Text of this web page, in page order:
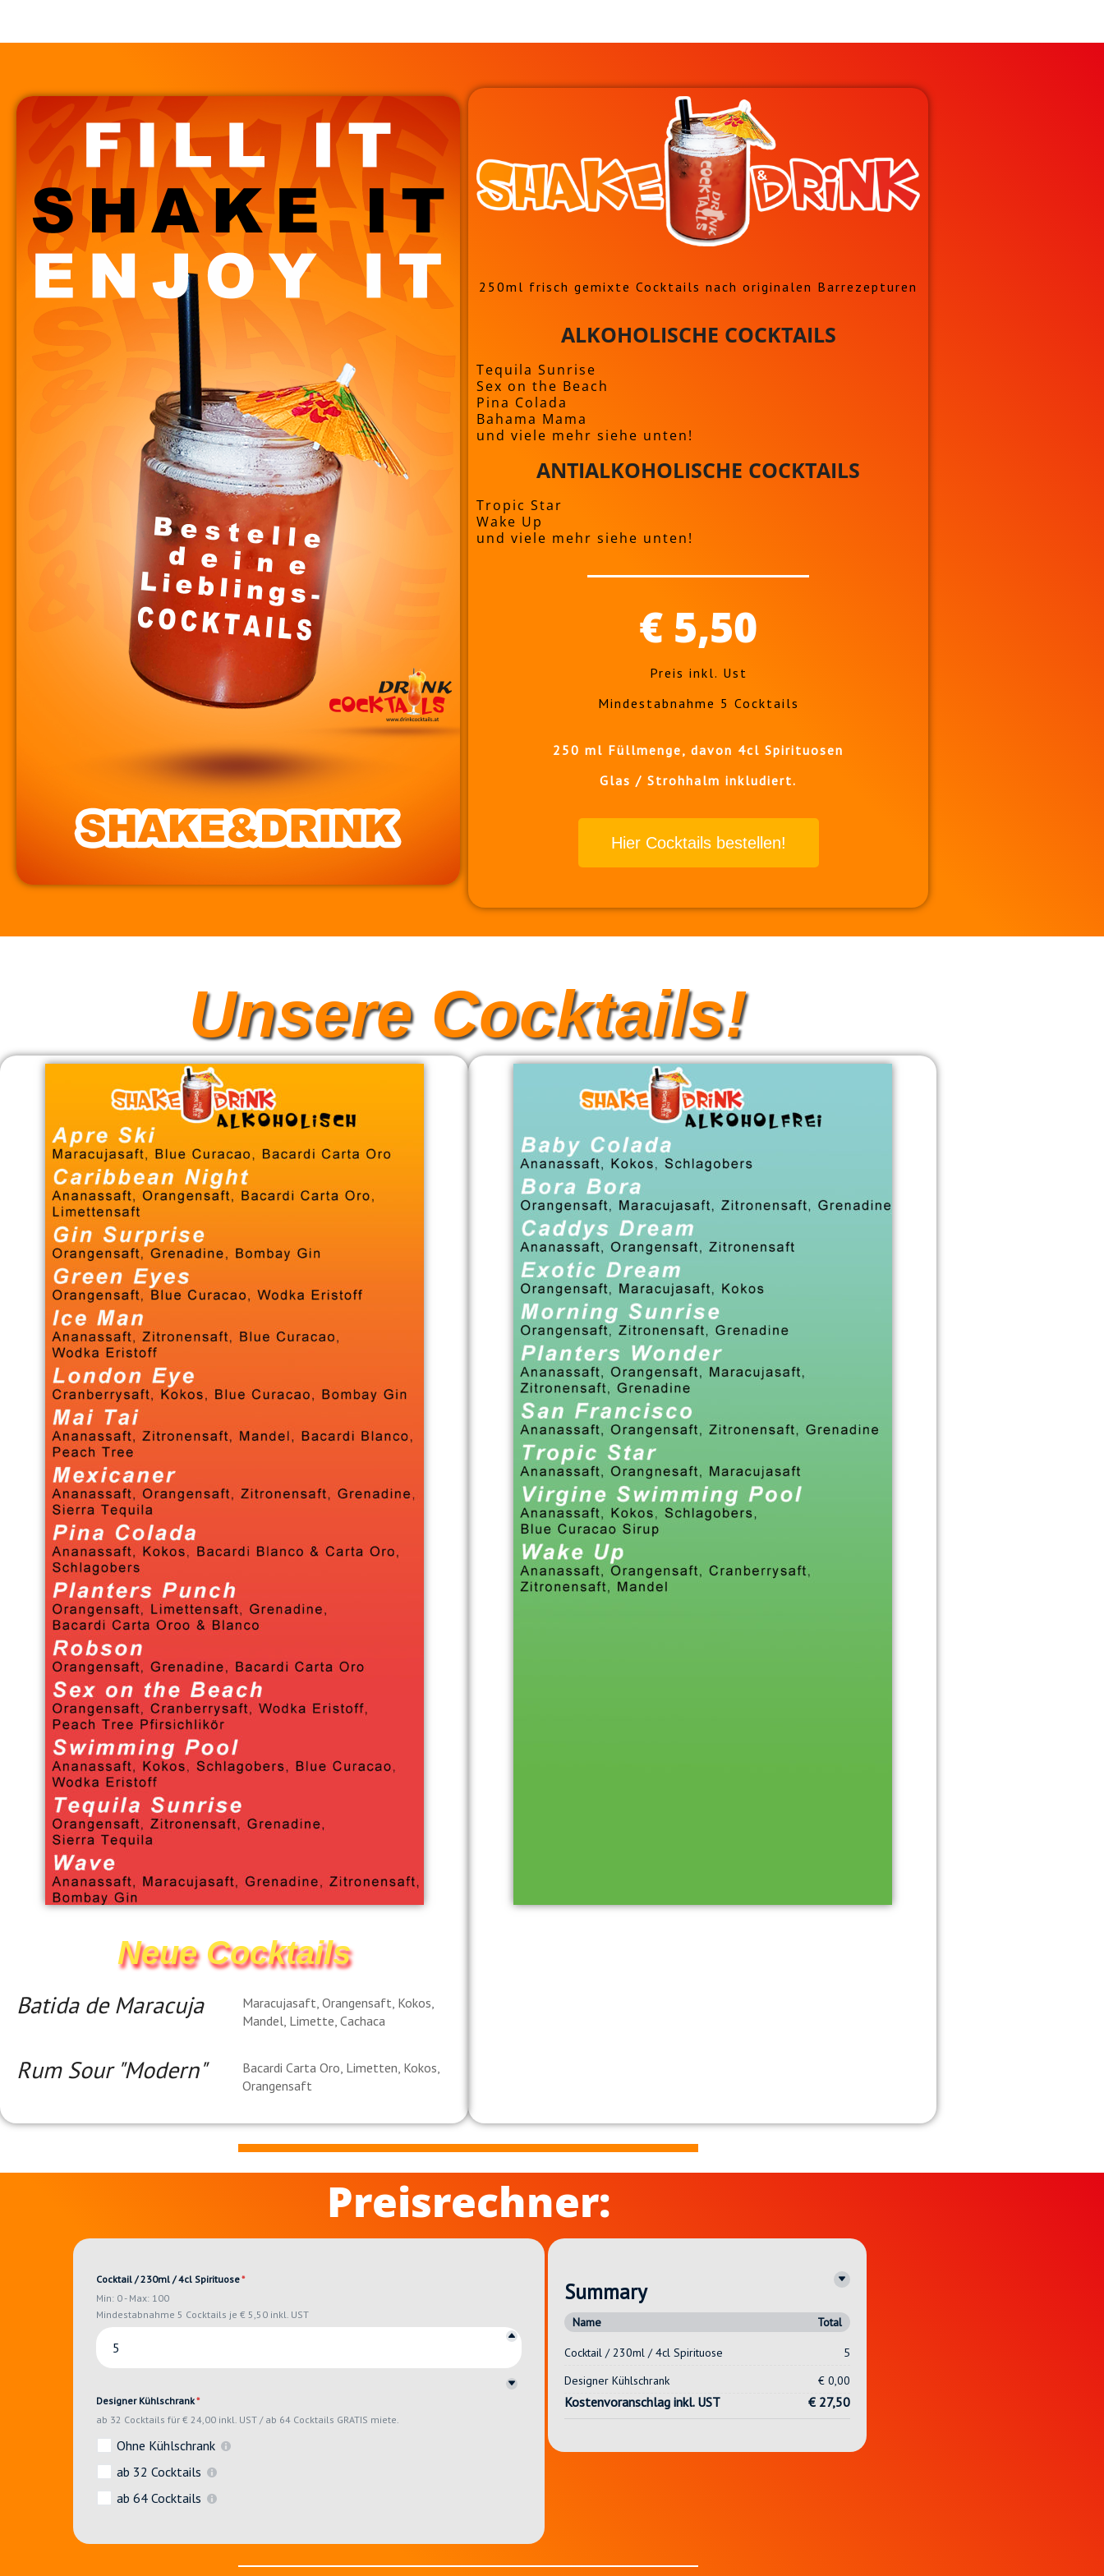
250ml frisch gemixte Cocktails nach originalen Barrezepturen
ALKOHOLISCHE COCKTAILS
Tequila Sunrise
Sex on the Beach
Pina Colada
Bahama Mama
und viele mehr siehe unten!
ANTIALKOHOLISCHE COCKTAILS
Tropic Star
Wake Up
und viele mehr siehe unten!
€ 5,50
Preis inkl. Ust
Mindestabnahme 5 Cocktails
250 ml Füllmenge, davon 4cl Spirituosen
Glas / Strohhalm inkludiert.
Hier Cocktails bestellen!
Unsere Cocktails!
Neue Cocktails
Batida de Maracuja
Maracujasaft, Orangensaft, Kokos,
Mandel, Limette, Cachaca
Rum Sour "Modern"
Bacardi Carta Oro, Limetten, Kokos,
Orangensaft
Preisrechner:
Cocktail / 230ml / 4cl Spirituose*
Min: 0 - Max: 100
Mindestabnahme 5 Cocktails je € 5,50 inkl. UST
Designer Kühlschrank*
ab 32 Cocktails für € 24,00 inkl. UST / ab 64 Cocktails GRATIS miete.
Ohne Kühlschrank
ab 32 Cocktails
ab 64 Cocktails
Summary
Name Total
Cocktail / 230ml / 4cl Spirituose
5
Designer Kühlschrank
€ 0,00
Kostenvoranschlag inkl. UST € 27,50